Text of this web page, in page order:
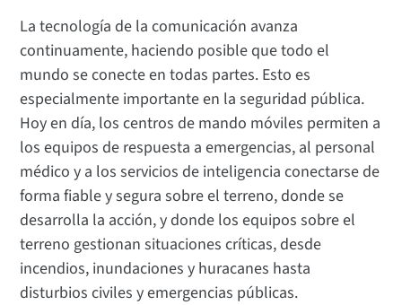
La tecnología de la comunicación avanza
continuamente, haciendo posible que todo el
mundo se conecte en todas partes. Esto es
especialmente importante en la seguridad pública.
Hoy en día, los centros de mando móviles permiten a
los equipos de respuesta a emergencias, al personal
médico y a los servicios de inteligencia conectarse de
forma fiable y segura sobre el terreno, donde se
desarrolla la acción, y donde los equipos sobre el
terreno gestionan situaciones críticas, desde
incendios, inundaciones y huracanes hasta
disturbios civiles y emergencias públicas.